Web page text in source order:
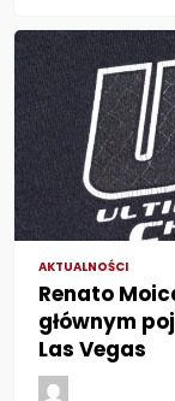
AKTUALNOŚCI
Renato
głównym
Las Vegas